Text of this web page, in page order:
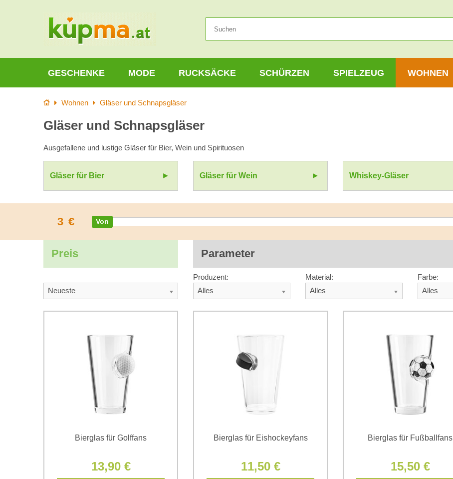
GESCHENKE MODE RUCKSÄCKE SCHÜRZEN SPIELZEUG WOHNEN
StartseiteWohnen Gläser und Schnapsgläser
Gläser und Schnapsgläser
Ausgefallene und lustige Gläser für Bier, Wein und Spirituosen
Gläser für Bier Gläser für Wein Whiskey-Gläser
3 €
Preis Parameter
Neueste
Produzent:
Alles
Material:
Alles
Farbe:
Alles
Bierglas für Golffans
13,90 €
Bierglas für Eishockeyfans
11,50 €
Bierglas für Fußballfans
15,50 €